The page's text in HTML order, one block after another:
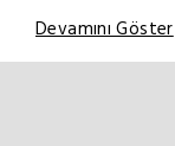
Devamını Göster